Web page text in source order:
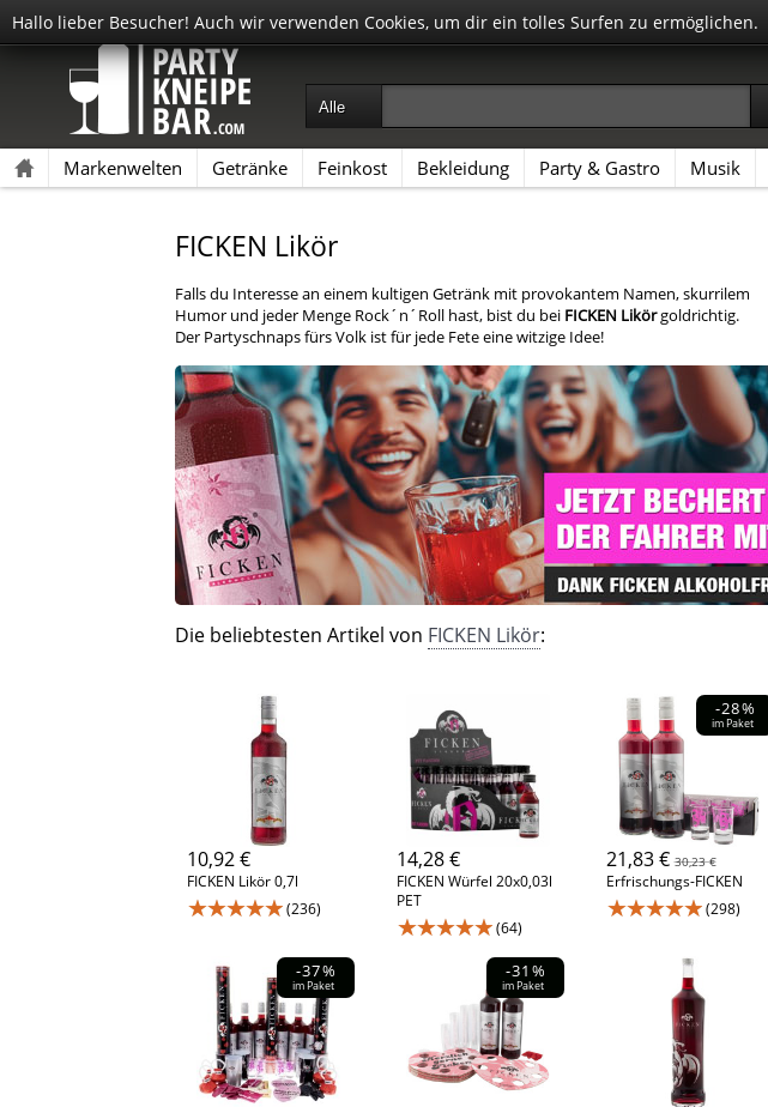
Markenwelten Getränke Feinkost Bekleidung Party & Gastro Musik
FICKEN Likör
Falls du Interesse an einem kultigen Getränk mit provokantem Namen, skurrilem
Humor und jeder Menge Rock´n´Roll hast, bist du bei FICKEN Likörgoldrichtig.
Der Partyschnaps fürs Volk ist für jede Fete eine witzige Idee!
Die beliebtesten Artikel von FICKEN Likör:
10,92 €
FICKEN Likör 0,7l
★★★★★ (236)
14,28 €
FICKEN Würfel 20x0,03l
PET
★★★★★ (64)
-28%
im Paket
21,83 €30,23 €
Erfrischungs-FICKEN
★★★★★ (298)
-37%
im Paket
-31%
im Paket
Hallo lieber Besucher! Auch wir verwenden Cookies, um dir ein tolles Surfen zu ermöglichen.